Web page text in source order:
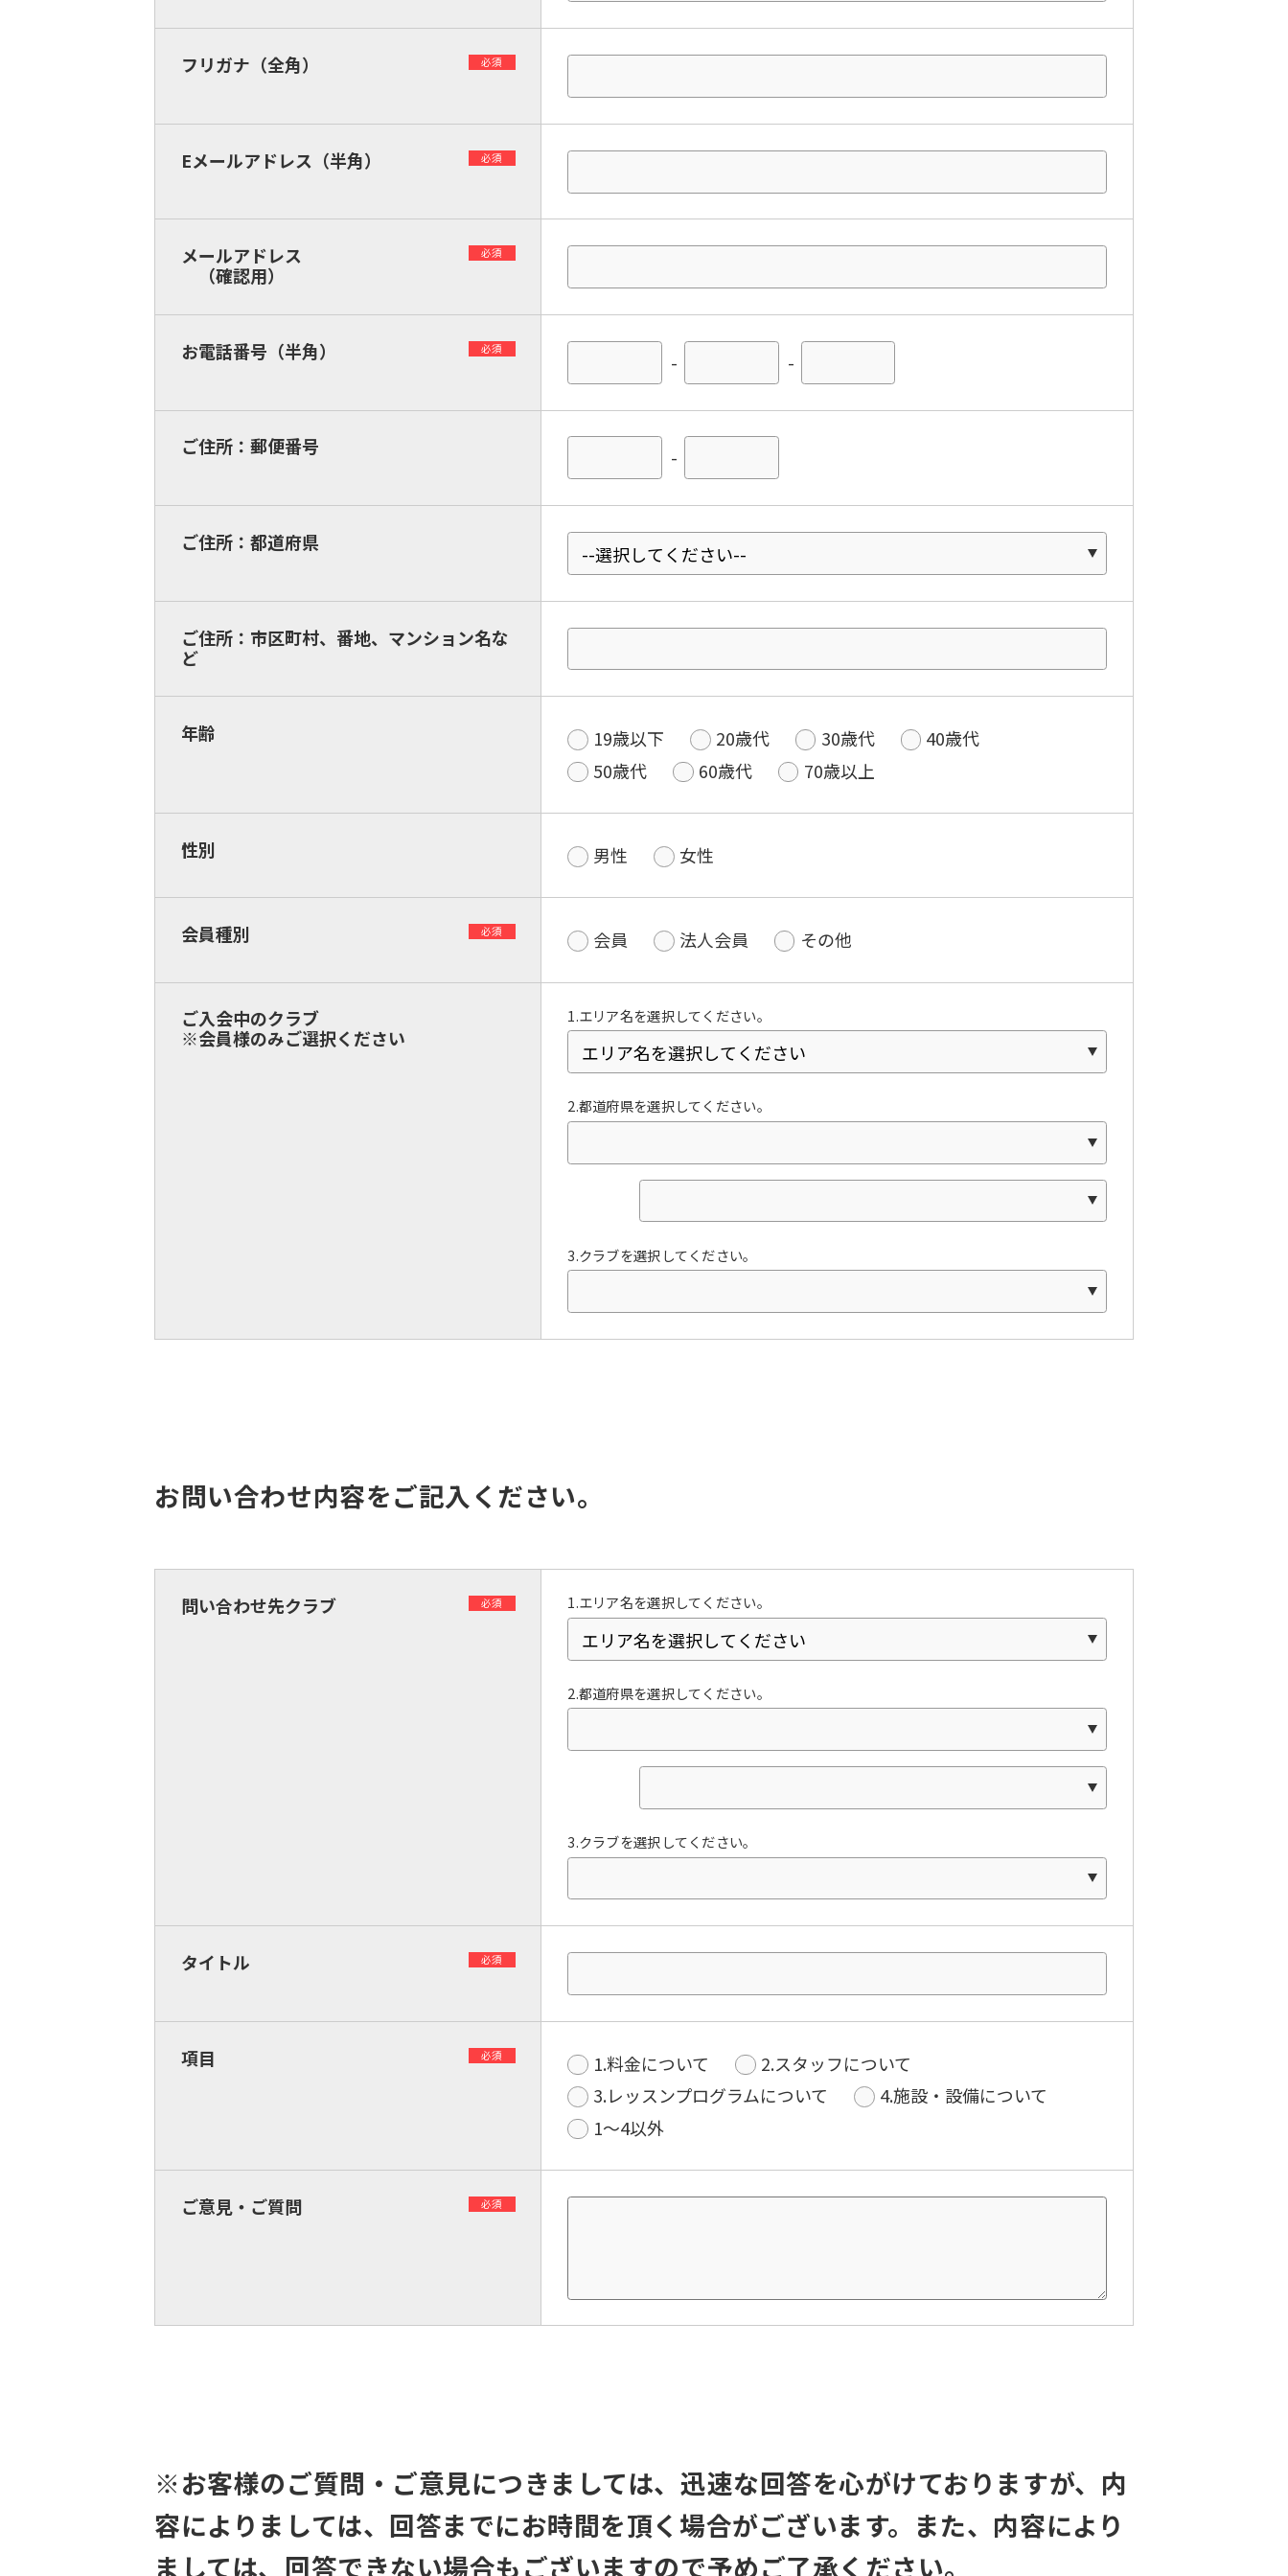
フリガナ（全角） 必須
Eメールアドレス（半角） 必須
メールアドレス
（確認用）
必須
お電話番号（半角） 必須
- -
ご住所：郵便番号 -
ご住所：都道府県
ご住所：市区町村、番地、マンション名な
ど
年齢 19歳以下 20歳代 30歳代
40歳代
50歳代
60歳代 70歳以上
性別 男性 女性
会員種別 必須 会員 法人会員 その他
ご入会中のクラブ
※会員様のみご選択ください
1.エリア名を選択してください。
2.都道府県を選択してください。
3.クラブを選択してください。
お問い合わせ内容をご記入ください。
問い合わせ先クラブ 必須 1.エリア名を選択してください。
2.都道府県を選択してください。
3.クラブを選択してください。
タイトル 必須
項目 必須 1.料金について
2.スタッフについて
3.レッスンプログラムについて
4.施設・設備について
1〜4以外
ご意見・ご質問 必須
※お客様のご質問・ご意見につきましては、迅速な回答を心がけておりますが、内
容によりましては、回答までにお時間を頂く場合がございます。また、内容により
ましては、回答できない場合もございますので予めご了承ください。
For foreigners
automatic translation) to return to
the top page.
translation service, the Japanese